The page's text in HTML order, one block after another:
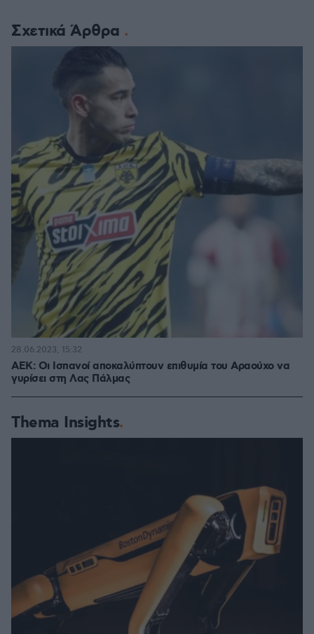
Σχετικά Άρθρα
ΑΕΚ: Οι Ισπανοί αποκαλύπτουν επιθυμία του Αραούχο να
γυρίσει στη Λας Πάλμας
28.06.2023, 15:32
Thema Insights